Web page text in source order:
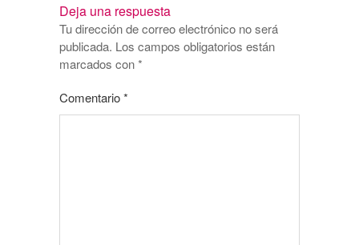
Deja una respuesta
Tu dirección de correo electrónico no será
publicada. Los campos obligatorios están
marcados con*
Comentario*